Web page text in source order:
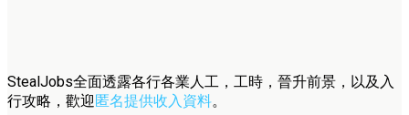
StealJobs全面透露各行各業人工，工時，晉升前景，以及入
行攻略，歡迎匿名提供收入資料。